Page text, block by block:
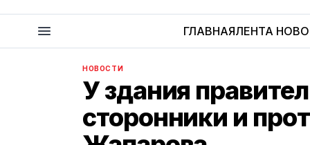
ГЛАВНАЯЛЕНТА
НОВОСТИ
У здания
сторонники и